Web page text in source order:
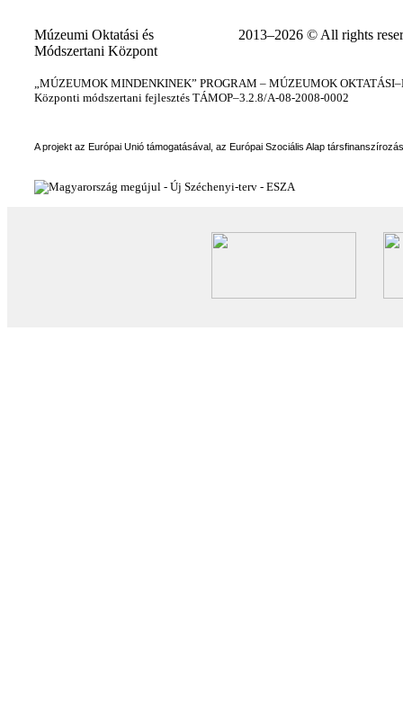
Múzeumi Oktatási és
Módszertani Központ
2013–2026 © All rights
„MÚZEUMOK MINDENKINEK” PROGRAM – MÚZEUMOK
Központi módszertani fejlesztés TÁMOP–3.2.8/A-08-2008-0002
A projekt az Európai Unió támogatásával, az Európai Szociális Alap